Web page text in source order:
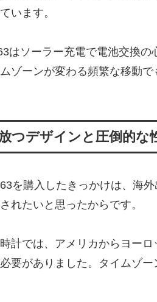
います。
はソーラー充電で電池交換
ゾーンが変わる頻繁な移動
つデザインと圧倒的な
を購入したきっかけは、海
れたいと思ったからです。
計では、アメリカからヨー
要がありました。タイムゾ